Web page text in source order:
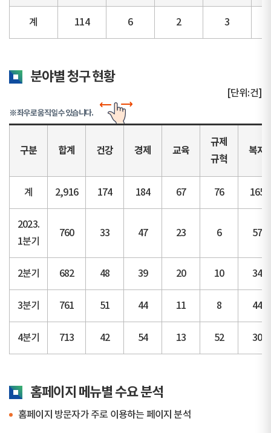
계 114 6 2 3
분야별 청구 현황
[단위:건]
※ 좌우로 움직일 수 있습니다.
구분 합계 건강 경제 교육
규제
규혁
복지
계 2,916 174 184 67 76 165
2023.
1분기
760 33 47 23 6 57
2분기 682 48 39 20 10 34
3분기 761 51 44 11 8 44
4분기 713 42 54 13 52 30
홈페이지 메뉴별 수요 분석
홈페이지 방문자가 주로 이용하는 페이지 분석